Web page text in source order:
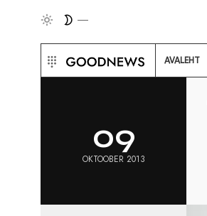
AVALEHT
09
OKTOOBER 2013